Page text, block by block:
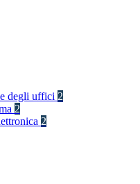
degli uffici 2
2
2